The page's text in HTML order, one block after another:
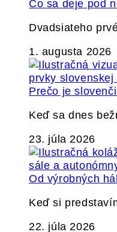
Čo sa deje pod
Dvadsiateho
1. augusta 2026
Prečo je
Keď sa dnes
23. júla 2026
Od výrobných
Keď si
22. júla 2026